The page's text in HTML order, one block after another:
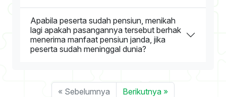
Apabila peserta sudah pensiun, menikah
lagi apakah pasangannya tersebut berhak
menerima manfaat pensiun janda, jika
peserta sudah meninggal dunia?
« Sebelumnya Berikutnya »